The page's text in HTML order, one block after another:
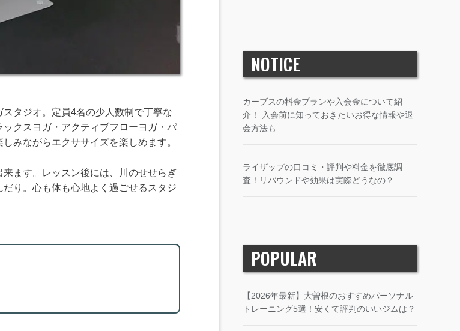
タジオ。定員4名の少人数制で丁寧な
クスヨガ・アクティブフローヨガ・パ
みながらエクササイズを楽しめます。
ます。レッスン後には、川のせせらぎ
り。心も体も心地よく過ごせるスタジ
NOTICE
カーブスの料金プランや入会金について紹
介！ 入会前に知っておきたいお得な情報や退
会方法も
ライザップの口コミ・評判や料金を徹底調
査！リバウンドや効果は実際どうなの？
POPULAR
【2026年最新】大曽根のおすすめパーソナル
トレーニング5選！安くて評判のいいジムは？